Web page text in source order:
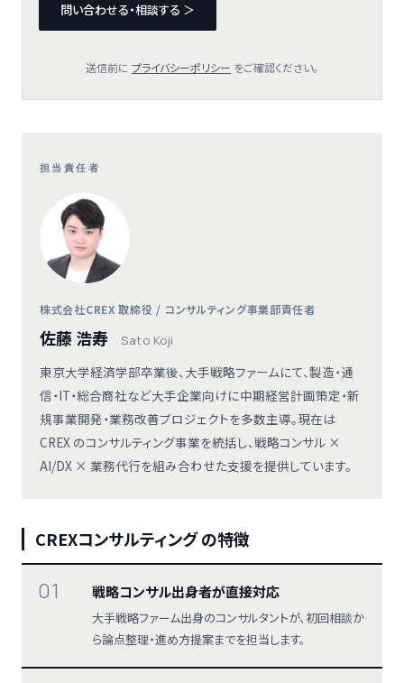
問い合わせる・相談する ＞
送信前に プライバシーポリシー をご確認ください。
担当責任者
株式会社CREX 取締役 / コンサルティング事業部責任者
佐藤 浩寿 Sato Koji
東京大学経済学部卒業後、大手戦略ファームにて、製造・通
信・IT・総合商社など大手企業向けに中期経営計画策定・新
規事業開発・業務改善プロジェクトを多数主導。現在は
CREX のコンサルティング事業を統括し、戦略コンサル ×
AI/DX × 業務代行を組み合わせた支援を提供しています。
CREXコンサルティング の特徴
01 戦略コンサル出身者が直接対応
大手戦略ファーム出身のコンサルタントが、初回相談か
ら論点整理・進め方提案までを担当します。